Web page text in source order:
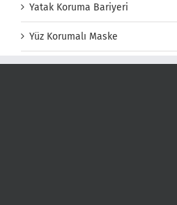
Yatak Koruma Bariyeri
Yüz Korumalı Maske